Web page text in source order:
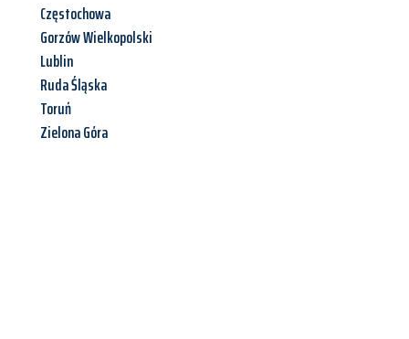
Częstochowa
Gorzów Wielkopolski
Lublin
Ruda Śląska
Toruń
Zielona Góra